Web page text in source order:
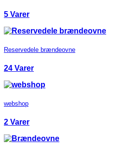
5 Varer
Reservedele brændeovne
24 Varer
webshop
2 Varer